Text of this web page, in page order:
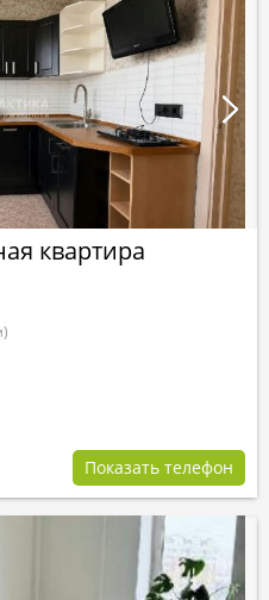
квартира
Показать телефон